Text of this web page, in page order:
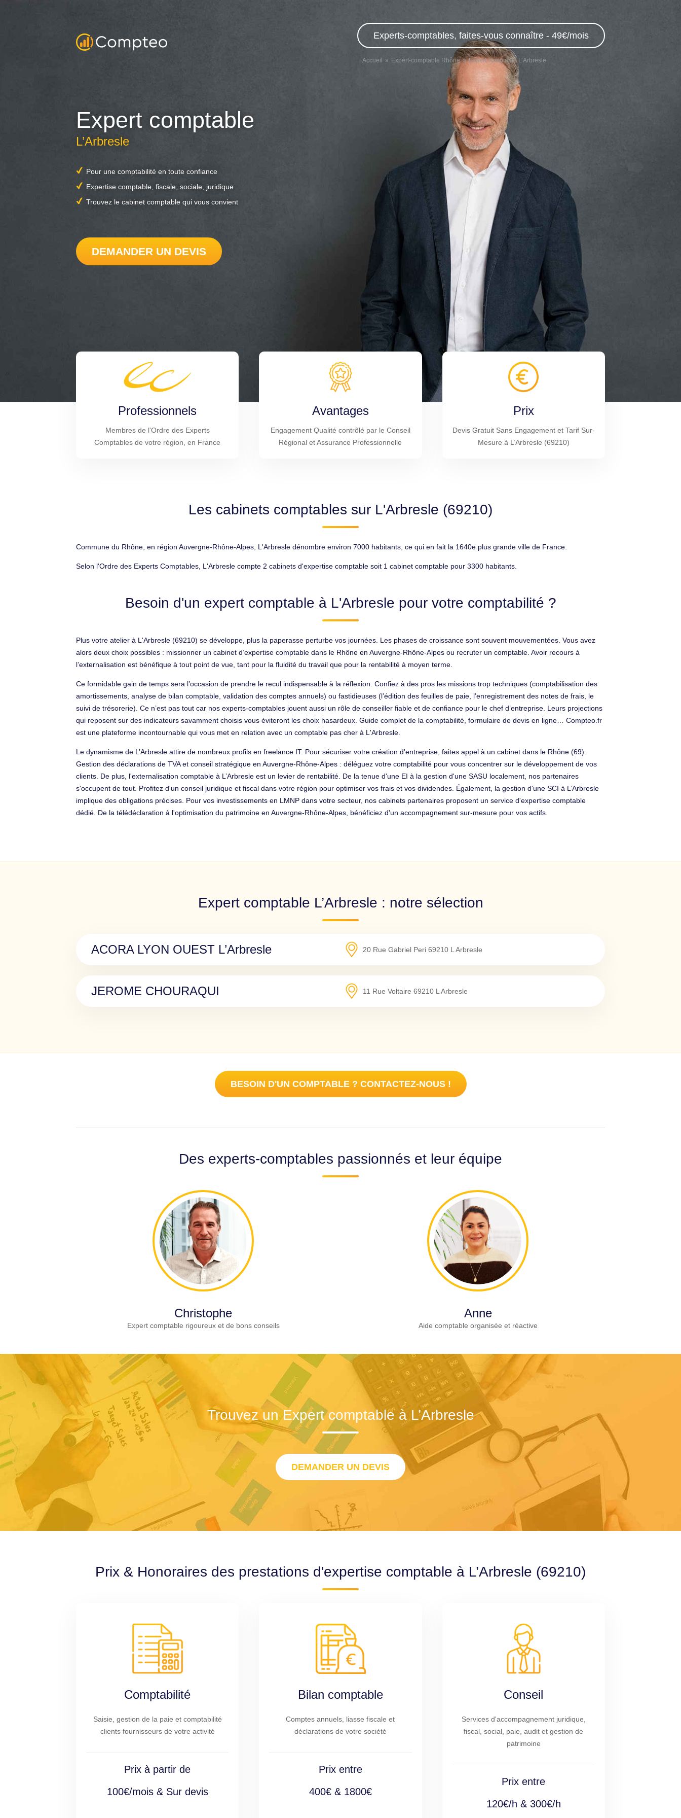
Experts-comptables, faites-vous connaître - 49€/mois
Accueil Expert-comptable Rhône Expert comptable L’Arbresle
Expert comptable
L’Arbresle
Pour une comptabilité en toute confiance
Expertise comptable, fiscale, sociale, juridique
Trouvez le cabinet comptable qui vous convient
DEMANDER UN DEVIS
Professionnels
Membres de l'Ordre des Experts
Comptables de votre région, en France
Avantages
Engagement Qualité contrôlé par le Conseil
Régional et Assurance Professionnelle
Prix
Devis Gratuit Sans Engagement et Tarif Sur-
Mesure à L’Arbresle (69210)
Les cabinets comptables sur L'Arbresle (69210)
Commune du Rhône, en région Auvergne-Rhône-Alpes, L'Arbresle dénombre environ 7000 habitants, ce qui en fait la 1640e plus grande ville de France.
Selon l'Ordre des Experts Comptables, L'Arbresle compte 2 cabinets d'expertise comptable soit 1 cabinet comptable pour 3300 habitants.
Besoin d'un expert comptable à L'Arbresle pour votre comptabilité ?
Plus votre atelier à L'Arbresle (69210) se développe, plus la paperasse perturbe vos journées. Les phases de croissance sont souvent mouvementées. Vous avez
alors deux choix possibles : missionner un cabinet d’expertise comptable dans le Rhône en Auvergne-Rhône-Alpes ou recruter un comptable. Avoir recours à
l’externalisation est bénéfique à tout point de vue, tant pour la fluidité du travail que pour la rentabilité à moyen terme.
Ce formidable gain de temps sera l’occasion de prendre le recul indispensable à la réflexion. Confiez à des pros les missions trop techniques (comptabilisation des
amortissements, analyse de bilan comptable, validation des comptes annuels) ou fastidieuses (l’édition des feuilles de paie, l’enregistrement des notes de frais, le
suivi de trésorerie). Ce n’est pas tout car nos experts-comptables jouent aussi un rôle de conseiller fiable et de confiance pour le chef d’entreprise. Leurs projections
qui reposent sur des indicateurs savamment choisis vous éviteront les choix hasardeux. Guide complet de la comptabilité, formulaire de devis en ligne… Compteo.fr
est une plateforme incontournable qui vous met en relation avec un comptable pas cher à L'Arbresle.
Le dynamisme de L’Arbresle attire de nombreux profils en freelance IT. Pour sécuriser votre création d'entreprise, faites appel à un cabinet dans le Rhône (69).
Gestion des déclarations de TVA et conseil stratégique en Auvergne-Rhône-Alpes : déléguez votre comptabilité pour vous concentrer sur le développement de vos
clients. De plus, l'externalisation comptable à L’Arbresle est un levier de rentabilité. De la tenue d'une EI à la gestion d'une SASU localement, nos partenaires
s'occupent de tout. Profitez d'un conseil juridique et fiscal dans votre région pour optimiser vos frais et vos dividendes. Également, la gestion d'une SCI à L’Arbresle
implique des obligations précises. Pour vos investissements en LMNP dans votre secteur, nos cabinets partenaires proposent un service d'expertise comptable
dédié. De la télédéclaration à l'optimisation du patrimoine en Auvergne-Rhône-Alpes, bénéficiez d'un accompagnement sur-mesure pour vos actifs.
Expert comptable L’Arbresle : notre sélection
ACORA LYON OUEST L’Arbresle 20 Rue Gabriel Peri 69210 L Arbresle
JEROME CHOURAQUI 11 Rue Voltaire 69210 L Arbresle
BESOIN D'UN COMPTABLE ? CONTACTEZ-NOUS !
Des experts-comptables passionnés et leur équipe
Christophe
Expert comptable rigoureux et de bons conseils
Anne
Aide comptable organisée et réactive
Trouvez un Expert comptable à L’Arbresle
DEMANDER UN DEVIS
Prix & Honoraires des prestations d'expertise comptable à L’Arbresle (69210)
Comptabilité
Saisie, gestion de la paie et comptabilité
clients fournisseurs de votre activité
Prix à partir de
100€/mois & Sur devis
Bilan comptable
Comptes annuels, liasse fiscale et
déclarations de votre société
Prix entre
400€ & 1800€
Conseil
Services d'accompagnement juridique,
fiscal, social, paie, audit et gestion de
patrimoine
Prix entre
120€/h & 300€/h